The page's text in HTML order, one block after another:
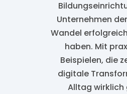
Unternehmen
Wandel
haben. Mit
Beispielen, die
digitale
Alltag wirklich